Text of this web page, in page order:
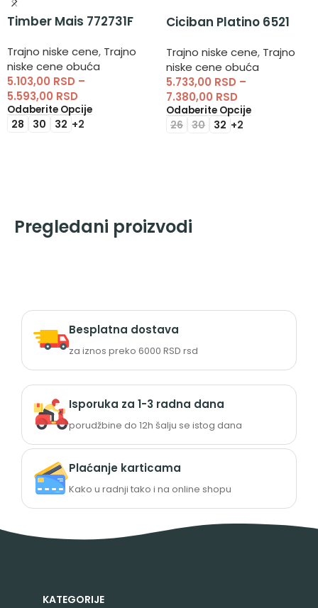
Timber Mais 772731F
Trajno niske cene, Trajno
niske cene obuća
5.103,00 RSD –
5.593,00 RSD
Odaberite Opcije
28 30 32 +2
Ciciban Platino 6521
Trajno niske cene, Trajno
niske cene obuća
5.733,00 RSD –
7.380,00 RSD
Odaberite Opcije
26 30 32 +2
Pregledani proizvodi
Besplatna dostava
za iznos preko 6000 RSD rsd
Isporuka za 1-3 radna dana
porudžbine do 12h šalju se istog dana
Plaćanje karticama
Kako u radnji tako i na online shopu
KATEGORIJE